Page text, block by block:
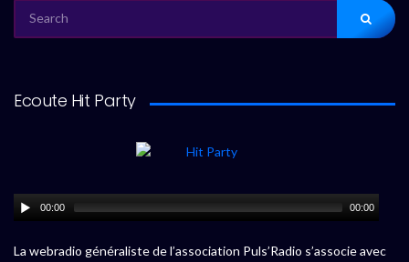
FOR:
Ecoute Hit Party
00:00 00:00
La webradio généraliste de l’association Puls’Radio s’associe avec